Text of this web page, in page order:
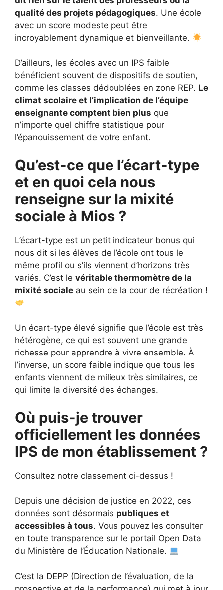
qualité des projets pédagogiques. Une école
avec un score modeste peut être
incroyablement dynamique et bienveillante.
D’ailleurs, les écoles avec un IPS faible
bénéficient souvent de dispositifs de soutien,
comme les classes dédoublées en zone REP. Le
climat scolaire et l’implication de l’équipe
enseignante comptent bien plus que
n’importe quel chiffre statistique pour
l’épanouissement de votre enfant.
Qu’est-ce que l’écart-type
et en quoi cela nous
renseigne sur la mixité
sociale à Mios ?
L’écart-type est un petit indicateur bonus qui
nous dit si les élèves de l’école ont tous le
même profil ou s’ils viennent d’horizons très
variés. C’est le véritable thermomètre de la
mixité sociale au sein de la cour de récréation !
Un écart-type élevé signifie que l’école est très
hétérogène, ce qui est souvent une grande
richesse pour apprendre à vivre ensemble. À
l’inverse, un score faible indique que tous les
enfants viennent de milieux très similaires, ce
qui limite la diversité des échanges.
Où puis-je trouver
officiellement les données
IPS de mon établissement ?
Consultez notre classement ci-dessus !
Depuis une décision de justice en 2022, ces
données sont désormais publiques et
accessibles à tous. Vous pouvez les consulter
en toute transparence sur le portail Open Data
du Ministère de l’Éducation Nationale.
C’est la DEPP (Direction de l’évaluation, de la